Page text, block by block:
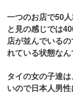
一つのお店で50
と見の感じでは
店が並んでいる
れている状態なん
タイの女の子達
いので日本人男性